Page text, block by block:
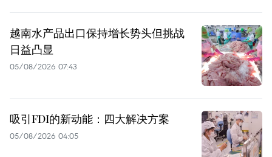
越南水产品出口保持增长势头但挑战
日益凸显
05/08/2026 07:43
吸引FDI的新动能：四大解决方案
05/08/2026 04:05